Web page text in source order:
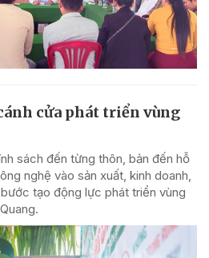
cửa phát triển vùng
sách đến từng thôn, bản đến hỗ
nghệ vào sản xuất, kinh doanh,
tạo động lực phát triển vùng